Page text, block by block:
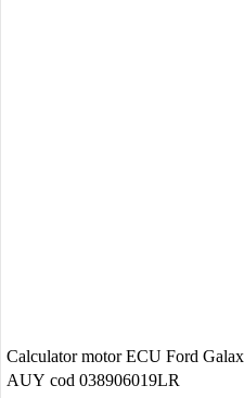
Calculator motor ECU Ford
AUY cod 038906019LR